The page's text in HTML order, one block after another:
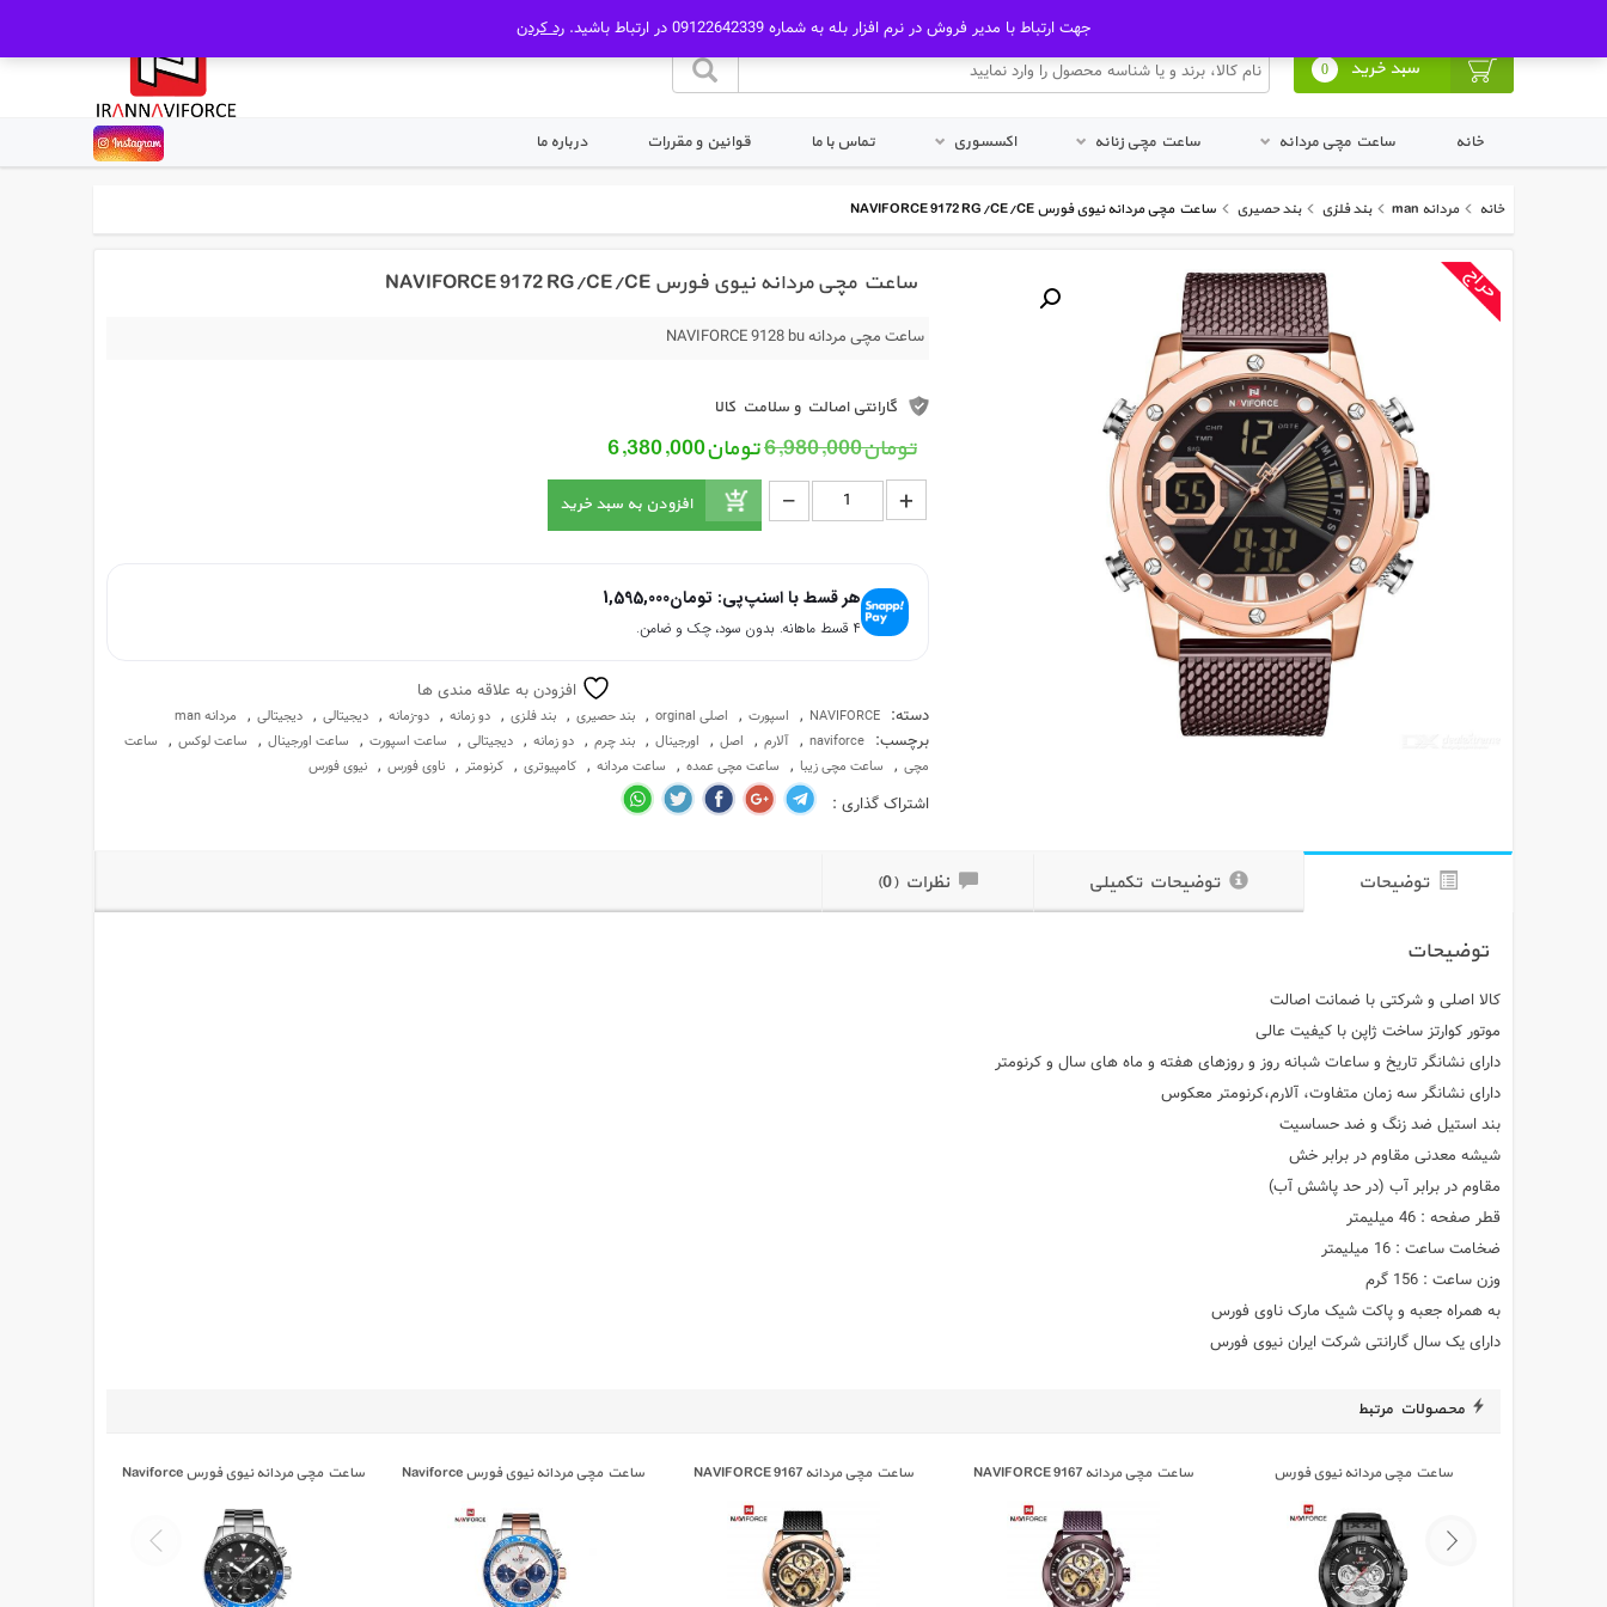
سبد خرید 0
خانه ساعت مچی مردانه ساعت مچی زنانه اکسسوری تماس با ما قوانین و مقررات درباره ما
خانه مردانه man بند فلزی بند حصیری ساعت مچی مردانه نیوی فورس NAVIFORCE 9172 RG/CE/CE
ساعت مچی مردانه نیوی فورس NAVIFORCE 9172 RG/CE/CE
ساعت مچی مردانه NAVIFORCE 9128 bu
گارانتی اصالت و سلامت کالا
تومان6,980,000قیمت اصلی: تومان6,980,000 بود.
تومان6,380,000قیمت فعلی: تومان6,380,000.
ساعت مچی مردانه نیوی فورس NAVIFORCE 9172 RG/CE/CE عدد
+
_ افزودن به سبد خرید
هر قسط با اسنپ‌پی: تومان1,595,000
۴ قسط ماهانه. بدون سود، چک و ضامن.
افزودن به علاقه مندی ها
دسته: NAVIFORCE
, اسپورت , اصلی orginal , بند حصیری , بند فلزی , دو زمانه , دو-زمانه , دیجیتالی , دیجیتالی , مردانه man
برچسب: naviforce
, آلارم , اصل , اورجینال , بند چرم , دو زمانه , دیجیتالی , ساعت اسپورت , ساعت اورجینال , ساعت لوکس , ساعت
مچی , ساعت مچی زیبا , ساعت مچی عمده , ساعت مردانه , کامپیوتری , کرنومتر , ناوی فورس , نیوی فورس
اشتراک گذاری :
توضیحات توضیحات تکمیلی نظرات (0)
توضیحات
کالا اصلی و شرکتی با ضمانت اصالت
موتور کوارتز ساخت ژاپن با کیفیت عالی
دارای نشانگر تاریخ و ساعات شبانه روز و روزهای هفته و ماه های سال و کرنومتر
دارای نشانگر سه زمان متفاوت، آلارم،کرنومتر معکوس
بند استیل ضد زنگ و ضد حساسیت
شیشه معدنی مقاوم در برابر خش
مقاوم در برابر آب (در حد پاشش آب)
قطر صفحه : 46 میلیمتر
ضخامت ساعت : 16 میلیمتر
وزن ساعت : 156 گرم
به همراه جعبه و پاکت شیک مارک ناوی فورس
دارای یک سال گارانتی شرکت ایران نیوی فورس
محصولات مرتبط
ساعت مچی مردانه نیوی فورس
ساعت مچی مردانه NAVIFORCE 9167 ساعت مچی مردانه NAVIFORCE 9167
ساعت مچی مردانه نیوی فورس Naviforce
ساعت مچی مردانه نیوی فورس Naviforce
جهت ارتباط با مدیر فروش در نرم افزار بله به شماره 09122642339 در ارتباط باشید. رد کردن